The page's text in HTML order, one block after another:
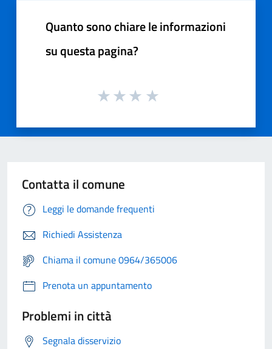
Quanto sono chiare le informazioni
su questa pagina?
Contatta il comune
Leggi le domande frequenti
Richiedi Assistenza
Chiama il comune 0964/365006
Prenota un appuntamento
Problemi in città
Segnala disservizio